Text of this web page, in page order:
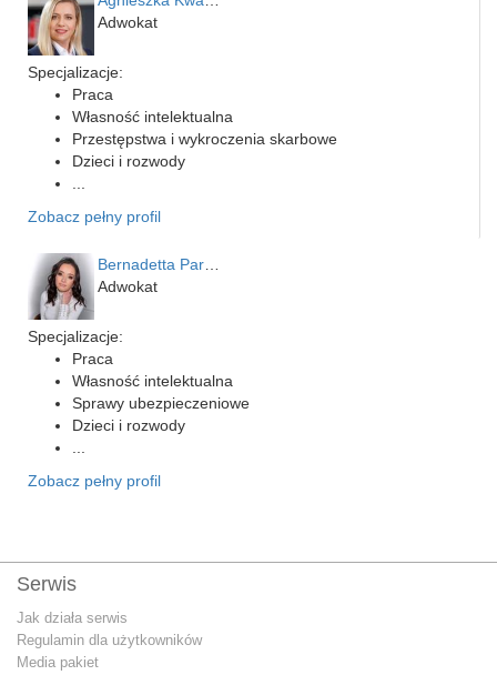
Adwokat
Specjalizacje:
Praca
Własność intelektualna
Przestępstwa i wykroczenia skarbowe
Dzieci i rozwody
Zobacz pełny profil
Adwokat
Specjalizacje:
Praca
Własność intelektualna
Sprawy ubezpieczeniowe
Dzieci i rozwody
Zobacz pełny profil
Serwis
Jak działa serwis
Regulamin dla użytkowników
Media pakiet